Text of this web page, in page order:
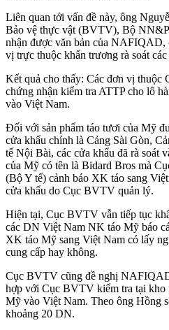
Liên quan tới vấn đề này, ông
Bảo vệ thực vật (BVTV), Bộ
nhận được văn bản của
vị trực thuộc khẩn trương rà soát
Kết quả cho thấy: Các đơn vị
chứng nhận kiểm tra ATTP cho lô
vào Việt Nam.
Đối với sản phẩm táo tươi của Mỹ
cửa khẩu chính là Cảng Sài Gòn,
tế Nội Bài, các cửa khẩu đã rà soát
của Mỹ có tên là Bidard Bros mà
(Bộ Y tế) cảnh báo XK táo sang
cửa khẩu do Cục BVTV quản lý.
Hiện tại, Cục BVTV vẫn tiếp tục
các DN Việt Nam NK táo Mỹ báo
XK táo Mỹ sang Việt Nam có lấy
cung cấp hay không.
Cục BVTV cũng đề nghị
hợp với Cục BVTV kiểm tra tại
Mỹ vào Việt Nam. Theo ông Hồng
khoảng 20 DN.